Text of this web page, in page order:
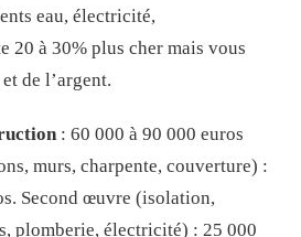
eau, électricité,
20 à 30% plus cher mais vous
de l’argent.
: 60 000 à 90 000 euros
murs, charpente, couverture) :
Second œuvre (isolation,
plomberie, électricité) : 25 000